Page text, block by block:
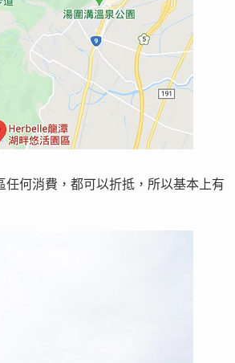
何消費，都可以折抵，所以基本上有